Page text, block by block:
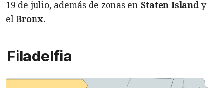
19 de julio, además de zonas en Staten Island y
el Bronx.
Filadelfia